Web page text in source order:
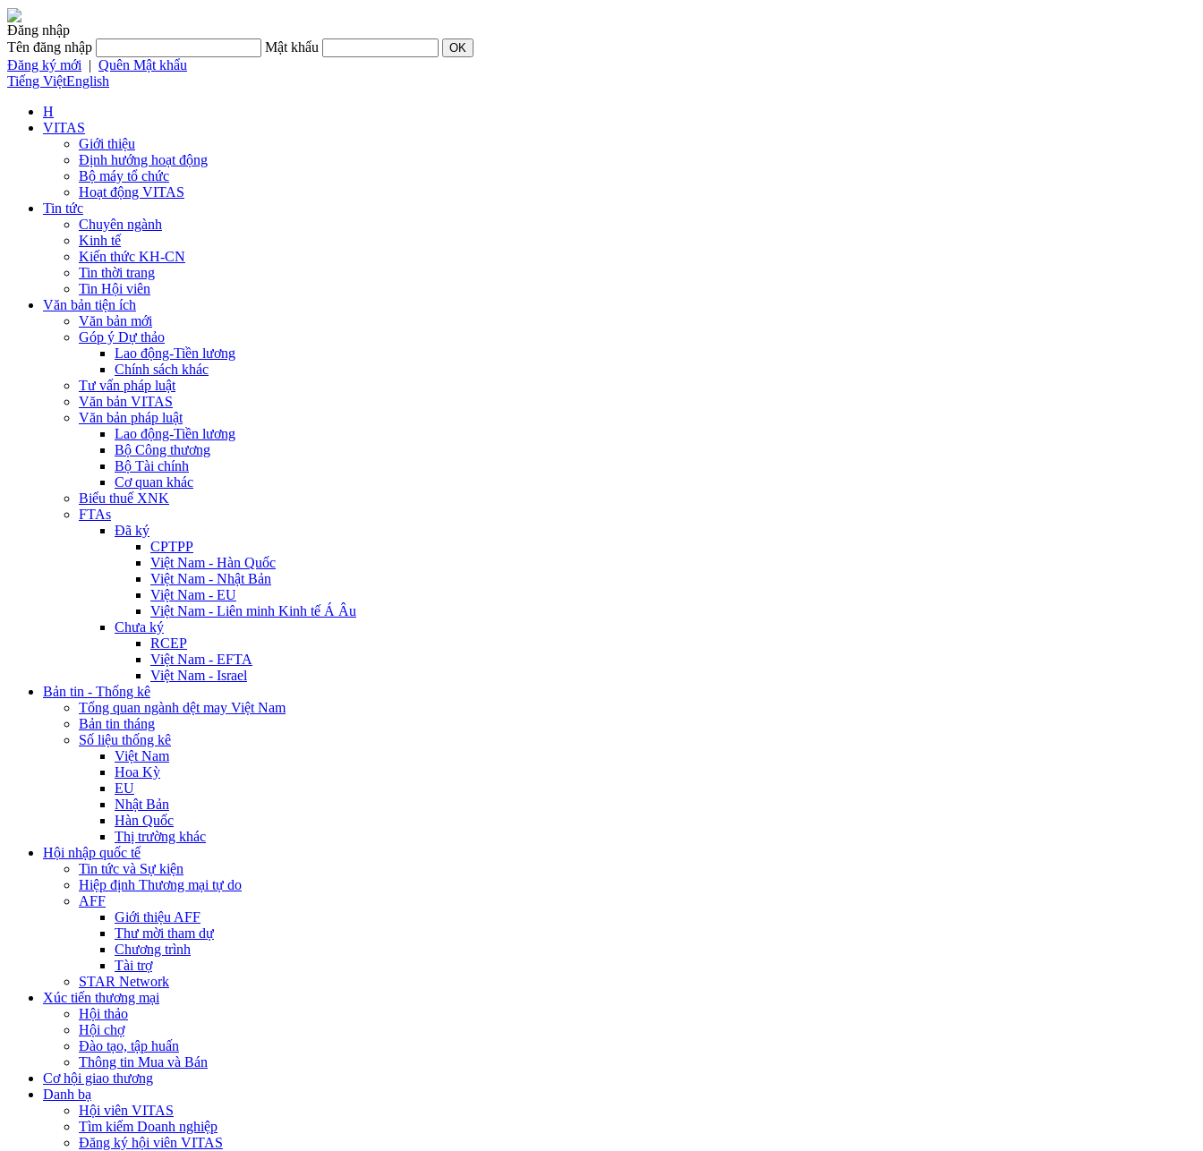
Đăng nhập
Tên đăng nhập
Mật khẩu
Đăng ký mới | Quên Mật khẩu
Tiếng ViệtEnglish
H
VITAS
Giới thiệu
Định hướng hoạt động
Bộ máy tổ chức
Hoạt động VITAS
Tin tức
Chuyên ngành
Kinh tế
Kiến thức KH-CN
Tin thời trang
Tin Hội viên
Văn bản tiện ích
Văn bản mới
Góp ý Dự thảo
Lao động-Tiền lương
Chính sách khác
Tư vấn pháp luật
Văn bản VITAS
Văn bản pháp luật
Lao động-Tiền lương
Bộ Công thương
Bộ Tài chính
Cơ quan khác
Biểu thuế XNK
FTAs
Đã ký
CPTPP
Việt Nam - Hàn Quốc
Việt Nam - Nhật Bản
Việt Nam - EU
Việt Nam - Liên minh Kinh tế Á Âu
Chưa ký
RCEP
Việt Nam - EFTA
Việt Nam - Israel
Bản tin - Thống kê
Tổng quan ngành dệt may Việt Nam
Bản tin tháng
Số liệu thống kê
Việt Nam
Hoa Kỳ
EU
Nhật Bản
Hàn Quốc
Thị trường khác
Hội nhập quốc tế
Tin tức và Sự kiện
Hiệp định Thương mại tự do
AFF
Giới thiệu AFF
Thư mời tham dự
Chương trình
Tài trợ
STAR Network
Xúc tiến thương mại
Hội thảo
Hội chợ
Đào tạo, tập huấn
Thông tin Mua và Bán
Cơ hội giao thương
Danh bạ
Hội viên VITAS
Tìm kiếm Doanh nghiệp
Đăng ký hội viên VITAS